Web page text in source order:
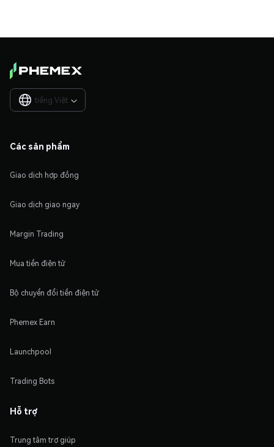
tiếng Việt 
Các sản phẩm
Giao dịch hợp đồng
Giao dịch giao ngay
Margin Trading
Mua tiền điện tử
Bộ chuyển đổi tiền điện tử
Phemex Earn
Launchpool
Trading Bots
Hỗ trợ
Trung tâm trợ giúp